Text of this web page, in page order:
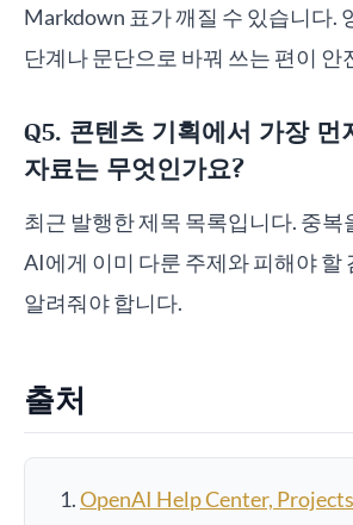
Markdown 표가 깨질 수 있습니다.
단계나 문단으로 바꿔 쓰는 편이 안
Q5. 콘텐츠 기획에서 가장 먼
자료는 무엇인가요?
최근 발행한 제목 목록입니다. 중복
AI에게 이미 다룬 주제와 피해야 할
알려줘야 합니다.
출처
OpenAI Help Center,